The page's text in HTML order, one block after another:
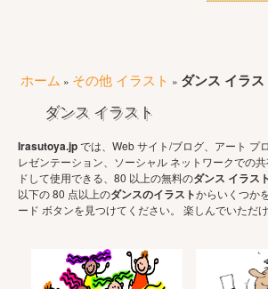
ホーム » その他 イラスト » ダンス イラス
ダンス イラスト
Irasutoya.jpでは、Web サイト/ブログ、アート プ
レゼンテーション、ソーシャル ネットワークでの
ドして使用できる、80 以上の無料のダンス イラスト
以下の 80 点以上のダンスのイラストからいくつか
ード ボタンを見つけてください。 楽しんでいただ